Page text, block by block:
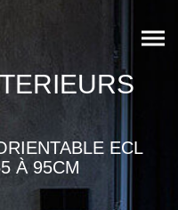
ECL
À 95CM